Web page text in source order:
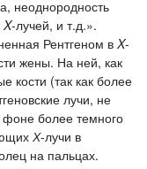
неоднородность
X-лучей, и т.д.».
Рентгеном в X-
жены. На ней, как
кости (так как более
лучи, не
более темного
Х-лучи в
на пальцах.